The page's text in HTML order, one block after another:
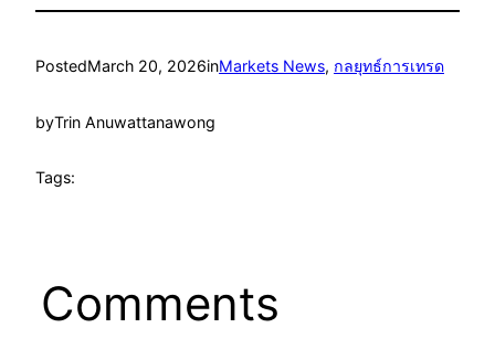
PostedMarch 20, 2026inMarkets News, กลยุทธ์การเทรด
byTrin Anuwattanawong
Tags:
Comments